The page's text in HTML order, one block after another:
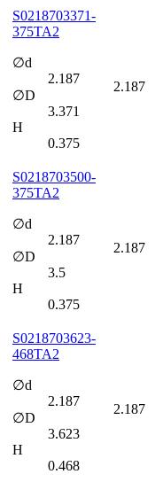
S0218703371-
375TA2
∅d
2.187
∅D
3.371
H
0.375
2.187
S0218703500-
375TA2
∅d
2.187
∅D
3.5
H
0.375
2.187
S0218703623-
468TA2
∅d
2.187
∅D
3.623
H
0.468
2.187